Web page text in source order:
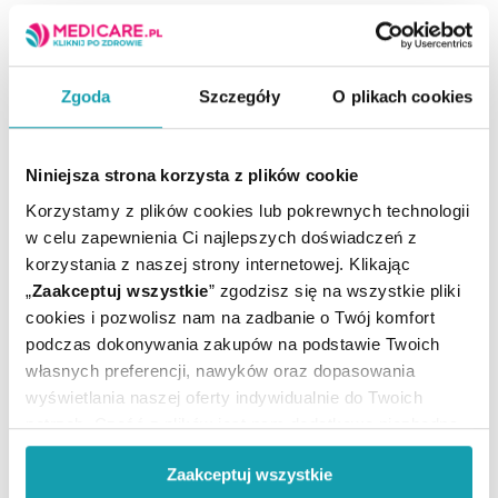
Zgoda Szczegóły O plikach cookies
Niniejsza strona korzysta z plików cookie
Korzystamy z plików cookies lub pokrewnych technologii
w celu zapewnienia Ci najlepszych doświadczeń z
korzystania z naszej strony internetowej. Klikając
„Zaakceptuj wszystkie” zgodzisz się na wszystkie pliki
cookies i pozwolisz nam na zadbanie o Twój komfort
podczas dokonywania zakupów na podstawie Twoich
własnych preferencji, nawyków oraz dopasowania
wyświetlania naszej oferty indywidualnie do Twoich
potrzeb. Część z plików jest nam dodatkowo niezbędna
do prawidłowego działania Portalu oraz jego
funkcjonalności. W zależności od funkcji, dane o tym jak
Zaakceptuj wszystkie
To jest lek. Dla bezpieczeństwa stosuj go zgodnie z
maksymalnej dawki leku. W przypadku wątpliwości
skonsultuj się z lekarzem lub farmaceutą.
Producent / Podmiot
odpowiedzialny:
HASCO-LEK
Postać:
elastyczne
Rejestracja produktu:
Lek bez recepty
Przechowywanie:
Temperatura
pokojowa